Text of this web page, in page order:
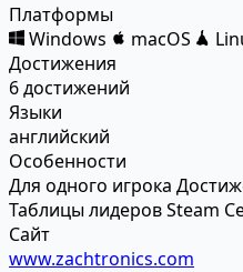
Платформы
Windows
macOS
Достижения
6 достижений
Языки
английский
Особенности
Для одного игрока
Таблицы лидеров Steam
Сайт
www.zachtronics.com